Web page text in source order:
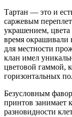
Тартан — это и
саржевым
украшением, цвета
время окрашивали
для местности
клан имел
цветовой гаммой,
горизонтальных
Безусловным
принтов занимает
разновидности